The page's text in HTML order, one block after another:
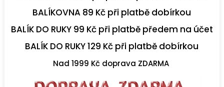
BALÍKOVNA 89 Kč při platbě dobírkou
BALÍK DO RUKY 99 Kč při platbě předem na účet
BALÍK DO RUKY 129 Kč při platbě dobírkou
Nad 1999 Kč doprava ZDARMA